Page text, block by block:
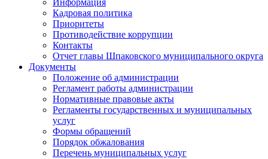
Информация
Кадровая политика
Приоритеты
Противодействие коррупции
Контакты
Отчет главы Шпаковского муниципального округа
Документы
Положение об администрации
Регламент работы администрации
Нормативные правовые акты
Регламенты государственных и муниципальных
услуг
Формы обращений
Порядок обжалования
Перечень муниципальных услуг